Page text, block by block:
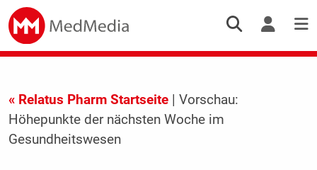
« Relatus Pharm Startseite| Vorschau:
Höhepunkte der nächsten Woche im
Gesundheitswesen